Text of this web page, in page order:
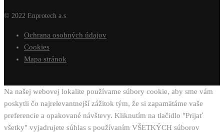
© 2022 Enprotech a.s
Ochrana osobných údajov
Cookies
Mapa stránok
Na našej webovej lokalite používame súbory cookie, aby sme vám
poskytli čo najrelevantnejší zážitok tým, že si zapamätáme vaše
preferencie a opakované návštevy. Kliknutím na tlačidlo "Prijať
všetky" vyjadrujete súhlas s používaním VŠETKÝCH súborov